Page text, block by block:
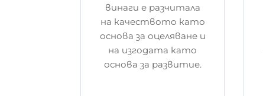
винаги е разчитала
на качеството като
основа за оцеляване и
на изгодата като
основа за развитие.